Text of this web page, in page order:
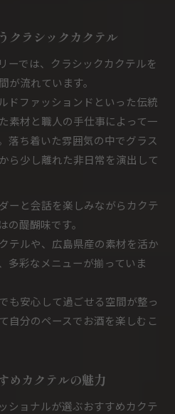
クラシックカクテル
ーでは、クラシックカクテルを
が流れています。
ドファッションドといった伝統
素材と職人の手仕事によって一
落ち着いた雰囲気の中でグラス
ら少し離れた非日常を演出して
ーと会話を楽しみながらカクテ
の醍醐味です。
テルや、広島県産の素材を活か
多彩なメニューが揃っていま
も安心して過ごせる空間が整っ
自分のペースでお酒を楽しむこ
めカクテルの魅力
ショナルが選ぶおすすめカクテ